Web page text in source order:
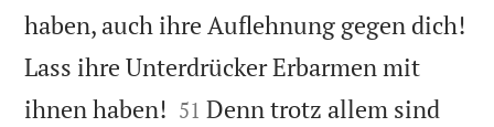
haben, auch ihre Auflehnung gegen dich!
Lass ihre Unterdrücker Erbarmen mit
ihnen haben! 

51 Denn trotz allem sind